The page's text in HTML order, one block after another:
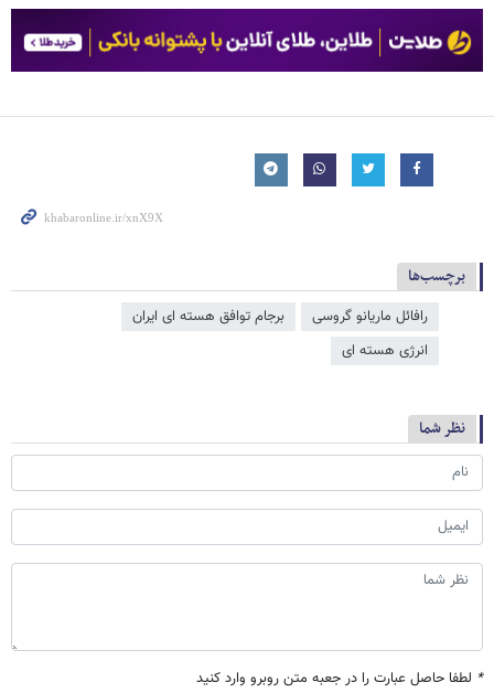
برچسب‌ها
رافائل ماریانو گروسی
برجام توافق هسته ای ایران
انرژی هسته ای
نظر شما
* لطفا حاصل عبارت را در جعبه متن روبرو وارد کنید